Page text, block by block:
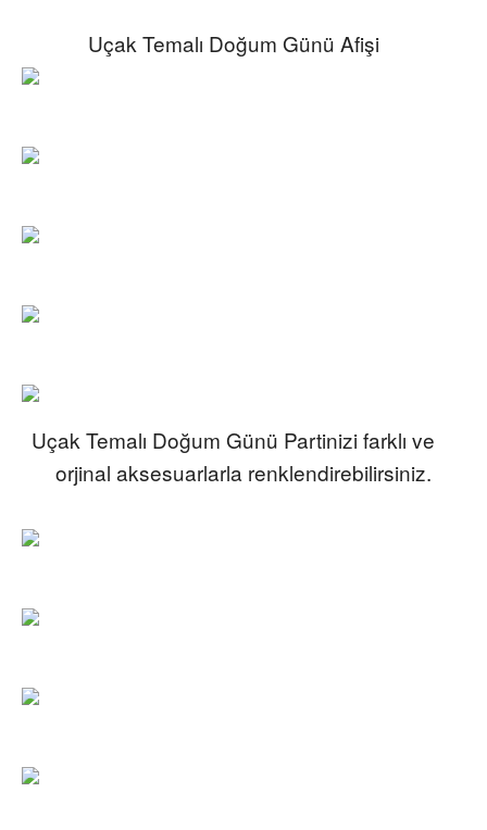
Uçak Temalı Doğum Günü Afişi
Uçak Temalı Doğum Günü Partinizi farklı ve
orjinal aksesuarlarla renklendirebilirsiniz.